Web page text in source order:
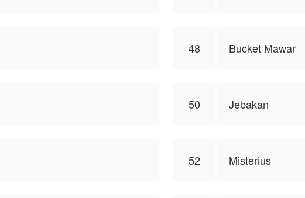
48 Bucket Mawar
50 Jebakan
52 Misterius